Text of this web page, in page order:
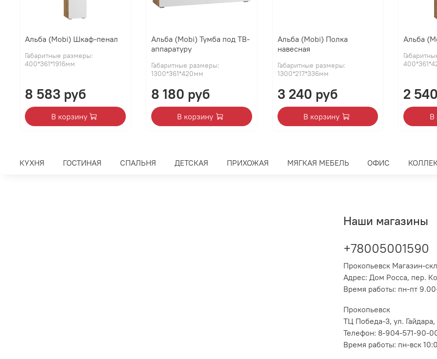
Альба (Mobi) Шкаф-пенал
Габаритные размеры:
400*361*1916мм
8 583 руб
В корзину
Альба (Mobi) Тумба под ТВ-
аппаратуру
Габаритные размеры:
1300*361*420мм
8 180 руб
В корзину
Альба (Mobi) Полка
навесная
Габаритные размеры:
1300*217*336мм
3 240 руб
В корзину
Альба
2
В
КУХНЯ ГОСТИНАЯ СПАЛЬНЯ ДЕТСКАЯ ПРИХОЖАЯ МЯГКАЯ МЕБЕЛЬ ОФИС
Наши магазины
+78005001590
Прокопьевск Магазин-
Адрес: Дом Росса, пер.
Время работы: пн-пт
Прокопьевск
ТЦ Победа-3, ул. Гайдара,
Телефон: 8-904-571-90-
Время работы: пн-вск